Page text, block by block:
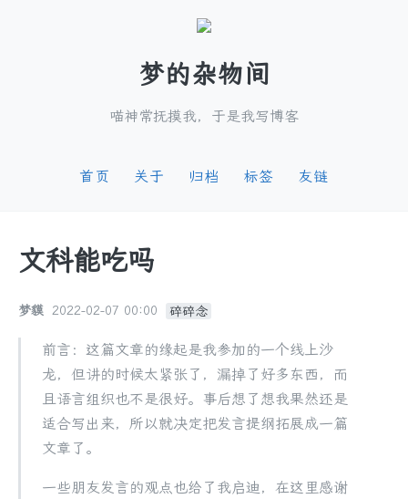
梦的杂物间
喵神常抚摸我，于是我写博客
首页 关于 归档 标签 友链
文科能吃吗
梦貘 2022-02-07 00:00 碎碎念
前言：这篇文章的缘起是我参加的一个线上沙
龙，但讲的时候太紧张了，漏掉了好多东西，而
且语言组织也不是很好。事后想了想我果然还是
适合写出来，所以就决定把发言提纲拓展成一篇
文章了。
一些朋友发言的观点也给了我启迪，在这里感谢